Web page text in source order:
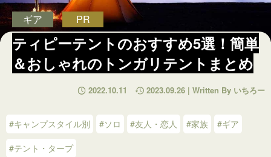
ギア PR
ティピーテントのおすすめ5選！簡単
＆おしゃれのトンガリテントまとめ
2022.10.11 2023.09.26 | Written By いちろー
#キャンプスタイル別 #ソロ #友人・恋人 #家族
#ギア
#テント・タープ